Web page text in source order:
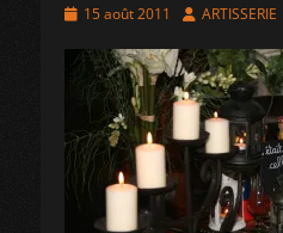
Posted15 août 2011 Author
ARTISSERIE